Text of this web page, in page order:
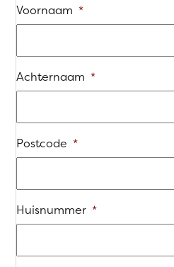
Voornaam *
Achternaam *
Postcode *
Huisnummer *